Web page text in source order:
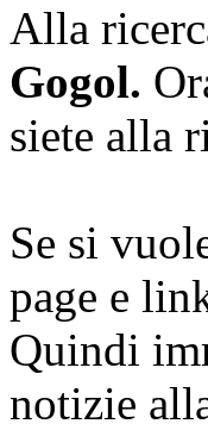
Alla
Gogol.
siete alla
Se si
page e
Quindi
notizie